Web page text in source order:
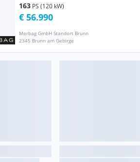
163 PS (120 kW)
Merbag GmbH Standort Brunn
2345 Brunn am Gebirge
€ 56.990